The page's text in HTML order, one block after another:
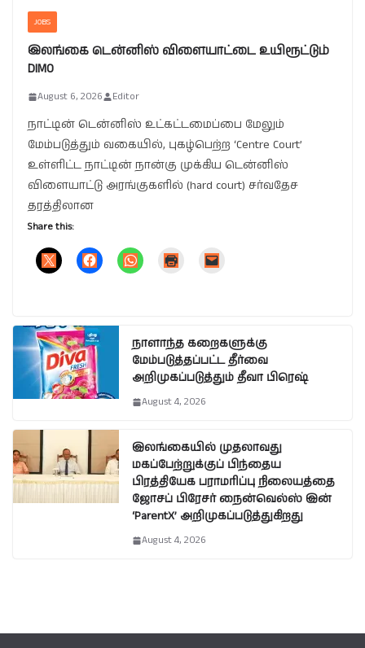
JOBS
இலங்கை டென்னிஸ் விளையாட்டை உயிரூட்டும்
DIMO
August 6, 2026 Editor
நாட்டின் டென்னிஸ் உட்கட்டமைப்பை மேலும்
மேம்படுத்தும் வகையில், புகழ்பெற்ற ‘Centre Court’
உள்ளிட்ட நாட்டின் நான்கு முக்கிய டென்னிஸ்
விளையாட்டு அரங்குகளில் (hard court) சர்வதேச
தரத்திலான
Share this:
நாளாந்த கறைகளுக்கு
மேம்படுத்தப்பட்ட தீர்வை
அறிமுகப்படுத்தும் தீவா பிரெஷ்
August 4, 2026
இலங்கையில் முதலாவது
மகப்பேற்றுக்குப் பிந்தைய
பிரத்தியேக பராமரிப்பு நிலையத்தை
ஜோசப் பிரேசர் நைன்வெல்ஸ் இன்
‘ParentX’ அறிமுகப்படுத்துகிறது
August 4, 2026